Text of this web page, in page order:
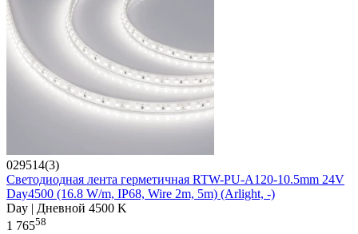
029514(3)
Светодиодная лента герметичная RTW-PU-A120-10.5mm 24V
Day4500 (16.8 W/m, IP68, Wire 2m, 5m) (Arlight, -)
Day | Дневной 4500 K
1 76558